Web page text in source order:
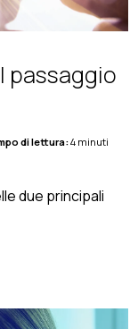
passaggio
di lettura:4 minuti
due principali